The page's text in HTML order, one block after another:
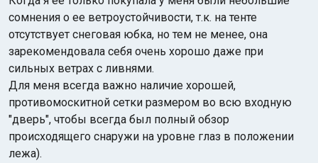
сомнения о ее ветроустойчивости, т.к. на тенте
отсутствует снеговая юбка, но тем не менее, она
зарекомендовала себя очень хорошо даже при
сильных ветрах с ливнями.
Для меня всегда важно наличие хорошей,
противомоскитной сетки размером во всю входную
"дверь", чтобы всегда был полный обзор
происходящего снаружи на уровне глаз в положении
лежа).